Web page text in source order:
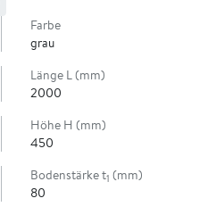
Farbe
grau
Länge L (mm)
2000
Höhe H (mm)
450
Bodenstärke t1 (mm)
80